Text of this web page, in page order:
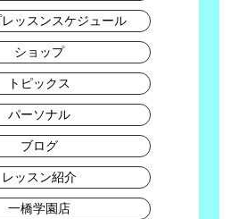
ッスンスケジュール
ショップ
トピックス
パーソナル
ブログ
レッスン紹介
一橋学園店